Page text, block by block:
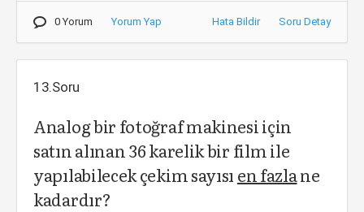
0 Yorum Yorum Yap Hata Bildir Soru Detay
13.Soru
Analog bir fotoğraf makinesi için
satın alınan 36 karelik bir film ile
yapılabilecek çekim sayısı en fazlane
kadardır?